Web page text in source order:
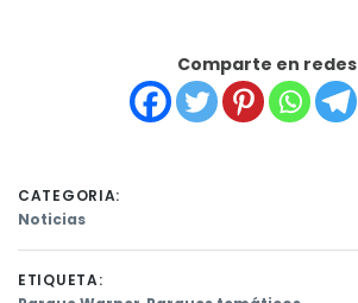
Comparte en redes
CATEGORIA:
Noticias
ETIQUETA: